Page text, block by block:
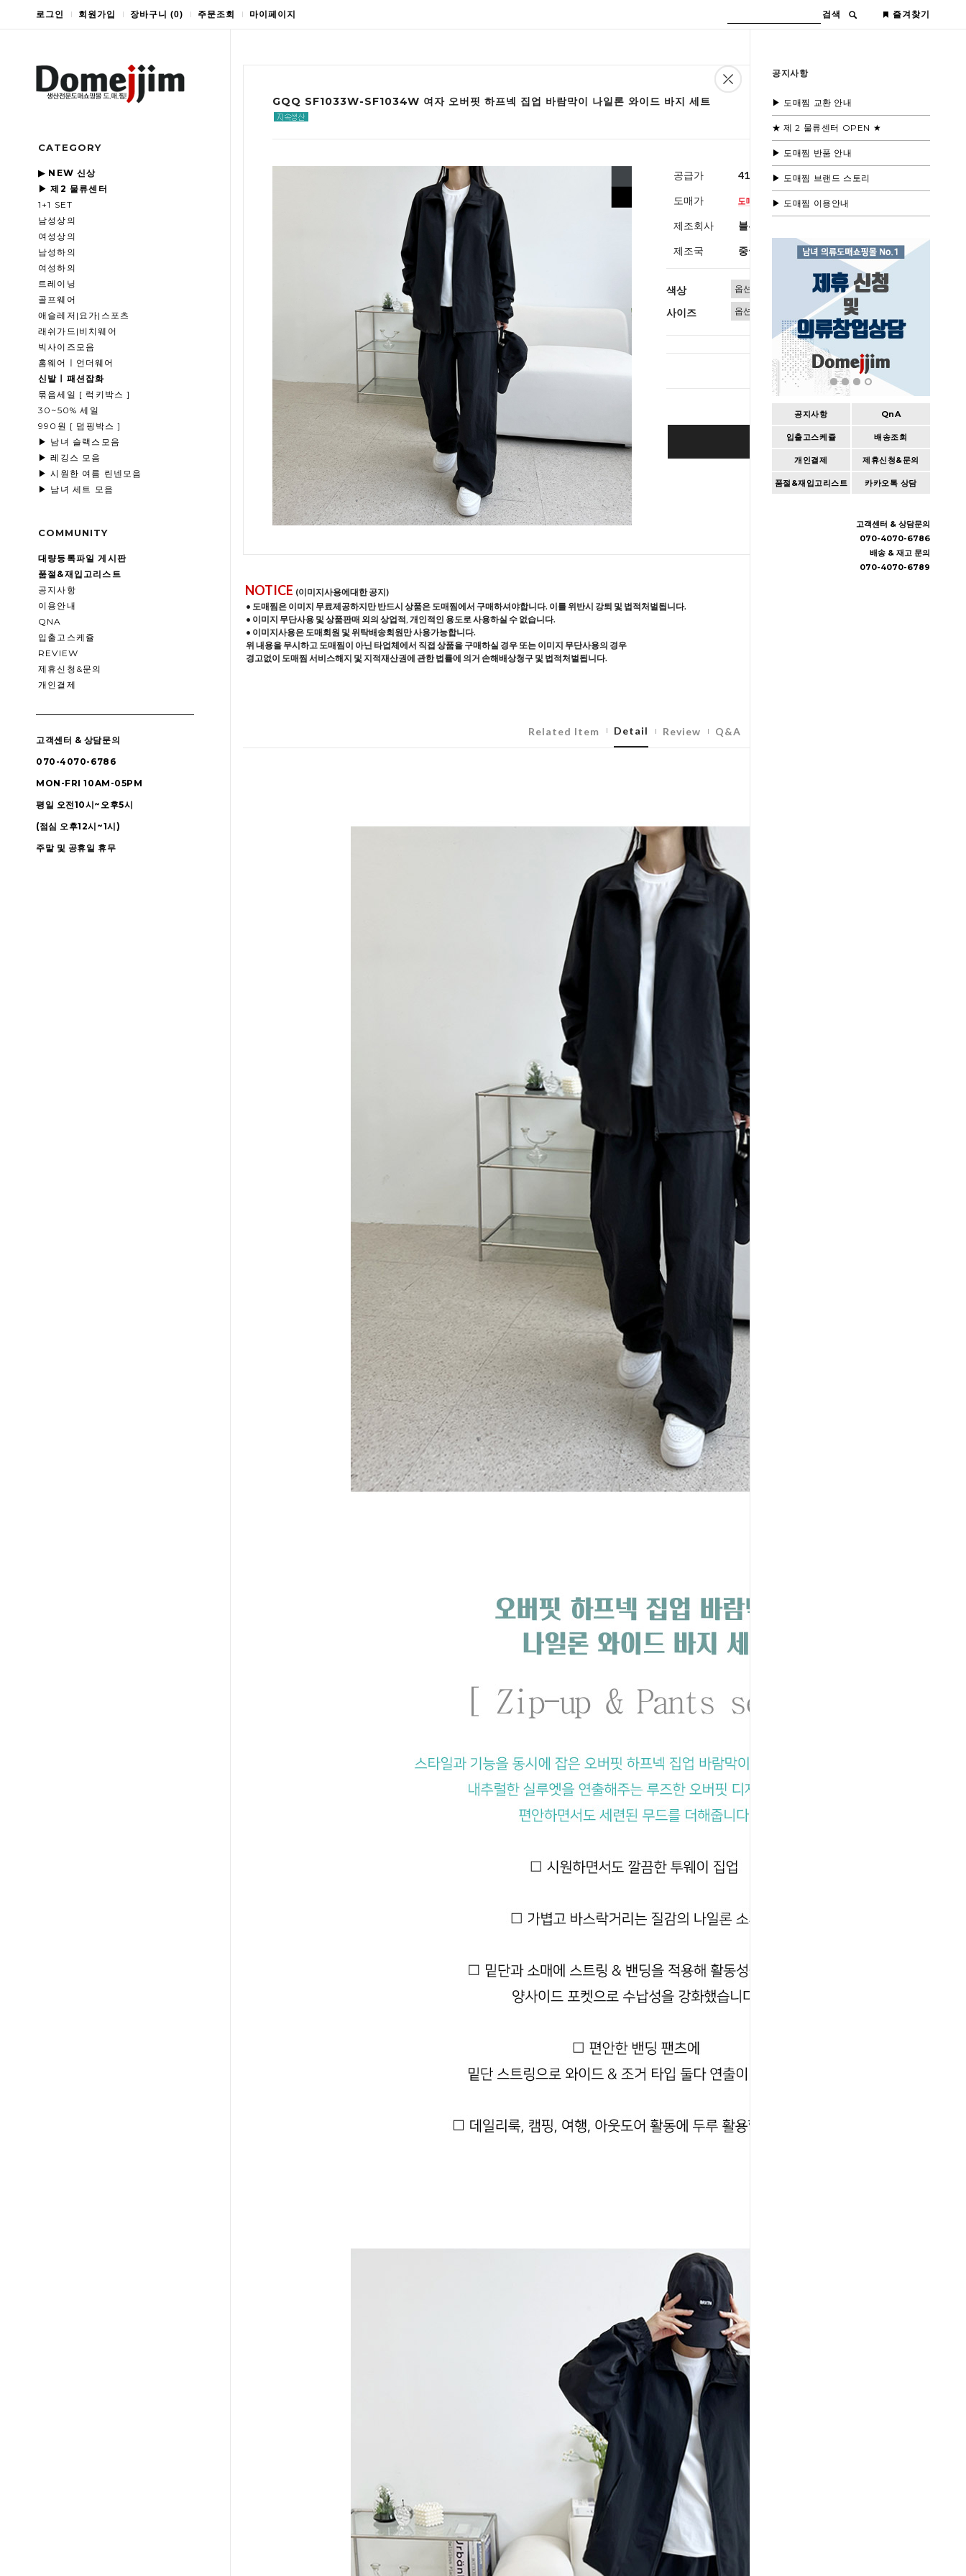
로그인 회원가입 장바구니 (0) 주문조회 마이페이지 검색 즐겨찾기
CATEGORY
▶ NEW 신상
▶ 제2 물류센터
1+1 SET
남성상의
여성상의
남성하의
여성하의
트레이닝
골프웨어
애슬레저|요가|스포츠
래쉬가드|비치웨어
빅사이즈모음
홈웨어ㅣ언더웨어
신발ㅣ패션잡화
묶음세일 [ 럭키박스 ]
30~50% 세일
990원 [ 덤핑박스 ]
▶ 남녀 슬랙스모음
▶ 레깅스 모음
▶ 시원한 여름 린넨모음
▶ 남녀 세트 모음
COMMUNITY
대량등록파일 게시판
품절&재입고리스트
공지사항
이용안내
QNA
입출고스케쥴
REVIEW
제휴신청&문의
개인결제
고객센터 & 상담문의
070-4070-6786
MON-FRI 10AM-05PM
평일 오전10시~오후5시
(점심 오후12시~1시)
주말 및 공휴일 휴무
공지사항
▶ 도매찜 교환 안내
★ 제 2 물류센터 OPEN ★
▶ 도매찜 반품 안내
▶ 도매찜 브랜드 스토리
▶ 도매찜 이용안내
공지사항 QnA
입출고스케쥴 배송조회
개인결제 제휴신청&문의
품절&재입고리스트 카카오톡 상담
고객센터 & 상담문의
070-4070-6786
배송 & 재고 문의
070-4070-6789
GQQ SF1033W-SF1034W 여자 오버핏 하프넥 집업 바람막이 나일론 와이드 바지 세트
공급가 41,600원(부가세별도)
도매가
제조회사 블루모드 제휴사
제조국 중국
색상
사이즈
BUY IT NOW
Cart Wishlist
NOTICE (이미지사용에대한 공지)
• 도매찜은 이미지 무료제공하지만 반드시 상품은 도매찜에서 구매하셔야합니다. 이를 위반시 강퇴 및 법적처벌됩니다.
• 이미지 무단사용 및 상품판매 외의 상업적, 개인적인 용도로 사용하실 수 없습니다.
• 이미지사용은 도매회원 및 위탁배송회원만 사용가능합니다.
위 내용을 무시하고 도매찜이 아닌 타업체에서 직접 상품을 구매하실 경우 또는 이미지 무단사용의 경우
경고없이 도매찜 서비스해지 및 지적재산권에 관한 법률에 의거 손해배상청구 및 법적처벌됩니다.
Related Item Detail Review Q&A